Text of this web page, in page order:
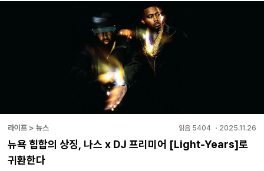
라이프 > 뉴스 읽음 5404 ・ 2025.11.26
뉴욕 힙합의 상징, 나스 x DJ 프리미어 [Light-Years]로
귀환한다